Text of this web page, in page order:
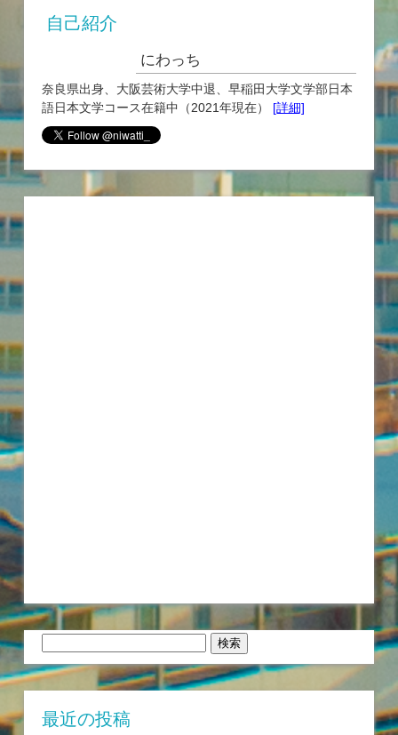
自己紹介
にわっち
奈良県出身、大阪芸術大学中退、早稲田大学文学部日本
語日本文学コース在籍中（2021年現在）
[詳細]
索:
最近の投稿